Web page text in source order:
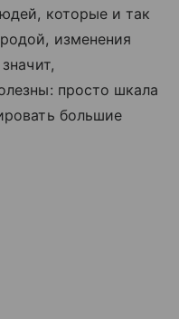
которые и так
изменения
просто шкала
большие